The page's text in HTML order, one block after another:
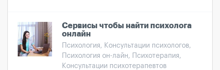
Сервисы чтобы найти психолога
онлайн
Психология, Консультации психологов,
Психология он-лайн, Психотерапия,
Консультации психотерапевтов